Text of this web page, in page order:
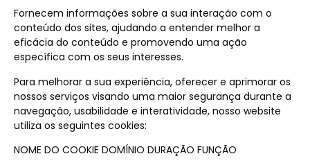
Fornecem informações sobre a sua interação com o
conteúdo dos sites, ajudando a entender melhor a
eficácia do conteúdo e promovendo uma ação
específica com os seus interesses.
Para melhorar a sua experiência, oferecer e aprimorar os
nossos serviços visando uma maior segurança durante a
navegação, usabilidade e interatividade, nosso website
utiliza os seguintes cookies:
NOME DO COOKIE DOMÍNIO DURAÇÃO FUNÇÃO